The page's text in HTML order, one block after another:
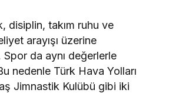
disiplin, takım ruhu ve
arayışı üzerine
Spor da aynı değerlerle
nedenle Türk Hava Yolları
Jimnastik Kulübü gibi iki